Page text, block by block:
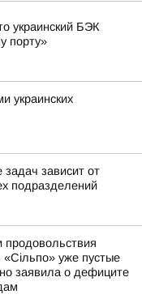
украинский БЭК
порту»
украинских
зависит от
подразделений
продовольствия
«Сільпо» уже пустые
заявила о дефиците